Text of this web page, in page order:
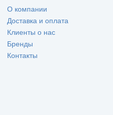
О компании
Доставка и оплата
Клиенты о нас
Бренды
Контакты